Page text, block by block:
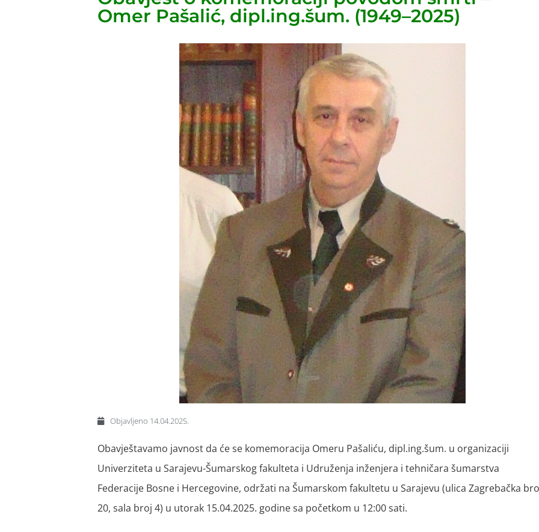
Omer Pašalić, dipl.ing.šum. (1949–2025)
Objavljeno 14.04.2025.
Obavještavamo javnost da će se komemoracija Omeru Pašaliću, dipl.ing.šum. u organizaciji
Univerziteta u Sarajevu-Šumarskog fakulteta i Udruženja inženjera i tehničara šumarstva
Federacije Bosne i Hercegovine, održati na Šumarskom fakultetu u Sarajevu (ulica Zagrebačka
20, sala broj 4) u utorak 15.04.2025. godine sa početkom u 12:00 sati.